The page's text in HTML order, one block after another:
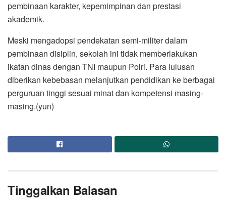
pembinaan karakter, kepemimpinan dan prestasi
akademik.
Meski mengadopsi pendekatan semi-militer dalam
pembinaan disiplin, sekolah ini tidak memberlakukan
ikatan dinas dengan TNI maupun Polri. Para lulusan
diberikan kebebasan melanjutkan pendidikan ke berbagai
perguruan tinggi sesuai minat dan kompetensi masing-
masing.(yun)
Tinggalkan Balasan